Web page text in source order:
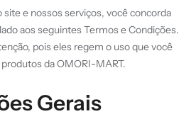
site e nossos serviços, você concorda
aos seguintes Termos e Condições.
pois eles regem o uso que você
da OMORI-MART.
Gerais